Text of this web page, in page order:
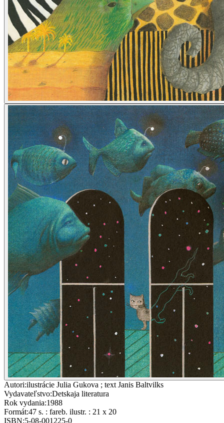
Autori:ilustrácie Julia Gukova ; text Janis Baltvilks
Vydavateľstvo:Detskaja literatura
Rok vydania:1988
Formát:47 s. : fareb. ilustr. : 21 x 20
ISBN:5-08-001225-0